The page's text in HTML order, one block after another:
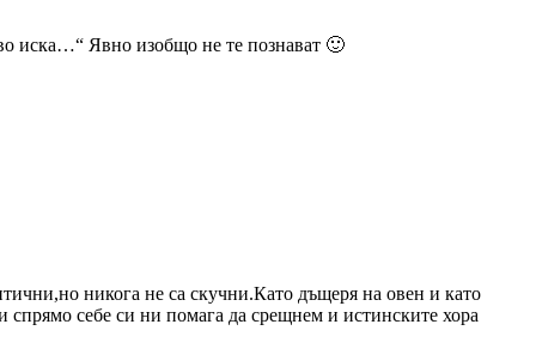
иска…“ Явно изобщо не те познават 🙂
никога не са скучни.Като дъщеря на овен и като
себе си ни помага да срещнем и истинските хора